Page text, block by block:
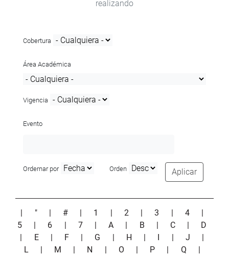
realizando
Cobertura
Área Académica
Vigencia
Evento
Ordernar por Orden Aplicar
| " | # | 1 | 2 |3 | 4
|
5
| 6 | 7 |A | B | C | D
| E | F | G | H | I | J
|
L
| M | N | O | P | Q
|